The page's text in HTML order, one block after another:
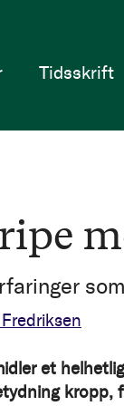
Tidsskrift
et
kropp,